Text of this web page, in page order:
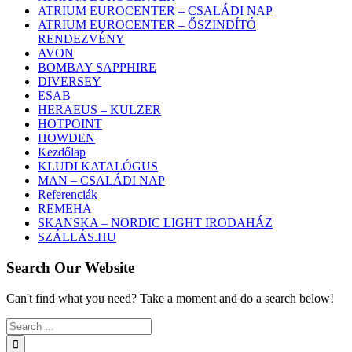
ATRIUM EUROCENTER – CSALÁDI NAP
ATRIUM EUROCENTER – ŐSZINDÍTÓ
RENDEZVÉNY
AVON
BOMBAY SAPPHIRE
DIVERSEY
ESAB
HERAEUS – KULZER
HOTPOINT
HOWDEN
Kezdőlap
KLUDI KATALÓGUS
MAN – CSALÁDI NAP
Referenciák
REMEHA
SKANSKA – NORDIC LIGHT IRODAHÁZ
SZÁLLÁS.HU
Search Our Website
Can't find what you need? Take a moment and do a search below!